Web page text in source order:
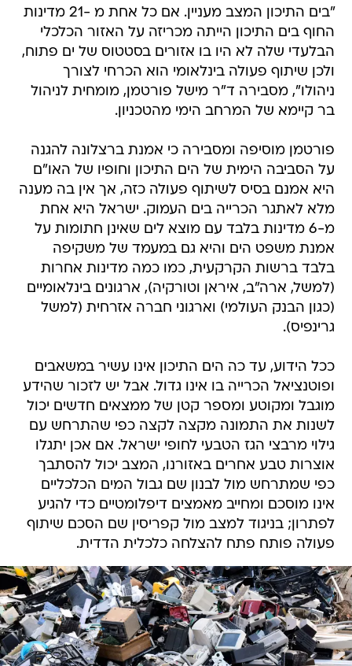
"בים התיכון המצב מעניין. אם כל אחת מ -21 מדינות
החוף בים התיכון הייתה מכריזה על האזור הכלכלי
הבלעדי שלה לא היו בו אזורים בסטטוס של ים פתוח,
ולכן שיתוף פעולה בינלאומי הוא הכרחי לצורך
ניהולו", מסבירה ד"ר מישל פורטמן, מומחית לניהול
בר קיימא של המרחב הימי מהטכניון.
פורטמן מוסיפה ומסבירה כי אמנת ברצלונה להגנה
על הסביבה הימית של הים התיכון וחופיו של האו"ם
היא אמנם בסיס לשיתוף פעולה כזה, אך אין בה מענה
מלא לאתגר הכרייה בים העמוק. ישראל היא אחת
מ-6 מדינות בלבד עם מוצא לים שאינן חתומות על
אמנת משפט הים והיא גם במעמד של משקיפה
בלבד ברשות הקרקעית, כמו כמה מדינות אחרות
(למשל, ארה"ב, איראן וטורקיה), ארגונים בינלאומיים
(כגון הבנק העולמי) וארגוני חברה אזרחית (למשל
גרינפיס).
ככל הידוע, עד כה הים התיכון אינו עשיר במשאבים
ופוטנציאל הכרייה בו אינו גדול. אבל יש לזכור שהידע
מוגבל ומקוטע ומספר קטן של ממצאים חדשים יכול
לשנות את התמונה מקצה לקצה כפי שהתרחש עם
גילוי מרבצי הגז הטבעי לחופי ישראל. אם אכן יתגלו
אוצרות טבע אחרים באזורנו, המצב יכול להסתבך
כפי שמתרחש מול לבנון שם גבול המים הכלכליים
אינו מוסכם ומחייב מאמצים דיפלומטיים כדי להגיע
לפתרון; בניגוד למצב מול קפריסין שם הסכם שיתוף
פעולה פותח פתח להצלחה כלכלית הדדית.